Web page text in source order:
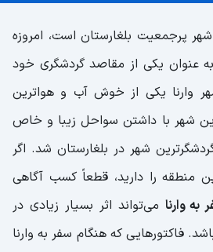
پرجمعیت بلغارستان است، امروزه
به عنوان یکی از مقاصد گردشگری خود
وارنا یکی از خوش آب و هواترین
شهر با داشتن سواحل زیبا و خاص
شهر در بلغارستان شد. اگر
منطقه را دارید، قطعاً کسب آگاهی
به وارنا می‌تواند اثر بسیار زیادی در
فاکتورهایی که هنگام سفر به وارنا